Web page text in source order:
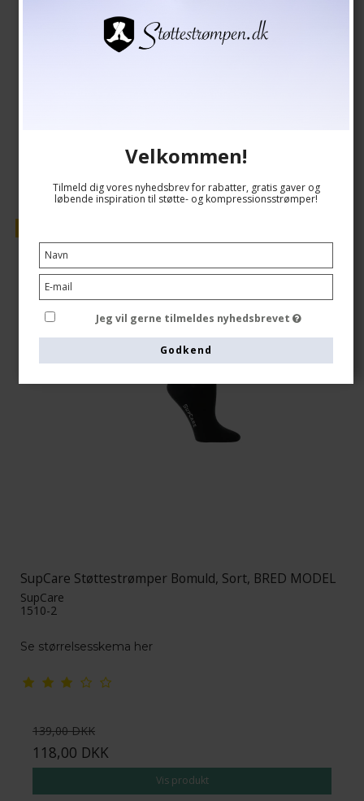
SupCare Støttestrømper Bomuld, Sort, BRED MODEL
SupCare
1510-2
Se størrelsesskema her
139,00 DKK
118,00 DKK
Vis produkt
Velkommen!
Tilmeld dig vores nyhedsbrev for rabatter, gratis gaver og
løbende inspiration til støtte- og kompressionsstrømper!
Jeg vil gerne tilmeldes nyhedsbrevet
Godkend